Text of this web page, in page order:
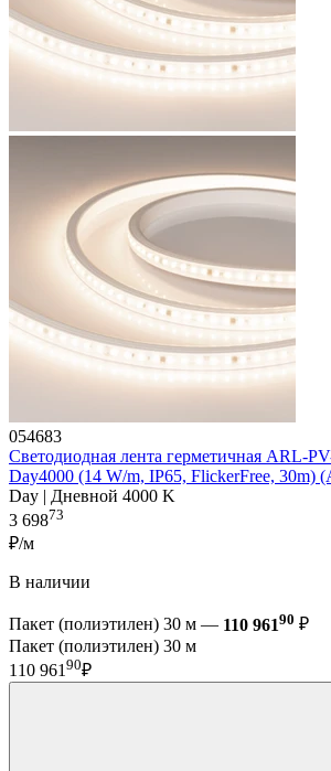
054683
Светодиодная лента герметичная ARL-
Day4000 (14 W/m, IP65, FlickerFree, 30m)
Day | Дневной 4000 K
3 69873
₽/м
В наличии
Пакет (полиэтилен) 30 м — 110 96190 ₽
Пакет (полиэтилен) 30 м
110 961 90₽